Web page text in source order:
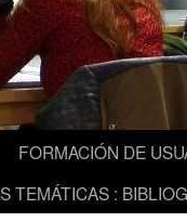
FORMACIÓN DE
TEMÁTICAS :